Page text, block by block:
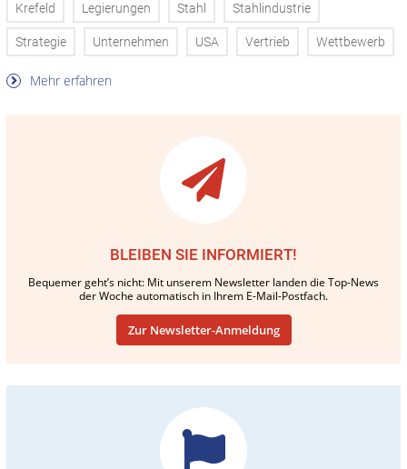
Krefeld Legierungen Stahl Stahlindustrie
Strategie Unternehmen USA Vertrieb Wettbewerb
Mehr erfahren
BLEIBEN SIE INFORMIERT!
Bequemer geht’s nicht: Mit unserem Newsletter landen die Top-News
der Woche automatisch in Ihrem E-Mail-Postfach.
Zur Newsletter-Anmeldung